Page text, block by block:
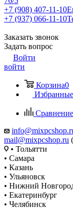
+7 (908) 407-11-10
+7 (937) 066-11-10
Заказать звонок
Задать вопрос
Войти
войти
Корзина0
mail@mixpcshop.ru
• Тольятти
• Самара
• Казань
• Ульяновск
• Нижний
• Екатеринбург
• Челябинск